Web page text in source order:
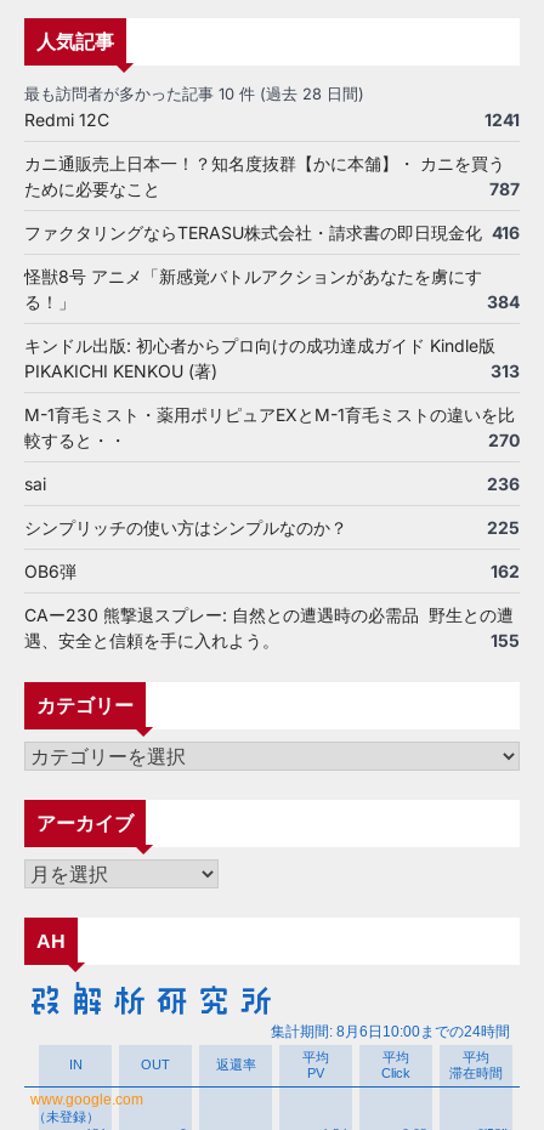
人気記事
最も訪問者が多かった記事 10 件 (過去 28 日間)
Redmi 12C 1241
カニ通販売上日本一！？知名度抜群【かに本舗】・ カニを買う
ために必要なこと
787
ファクタリングならTERASU株式会社・請求書の即日現金化 416
怪獣8号 アニメ「新感覚バトルアクションがあなたを虜にす
る！」
384
キンドル出版: 初心者からプロ向けの成功達成ガイド Kindle版
PIKAKICHI KENKOU (著)
313
M-1育毛ミスト・薬用ポリピュアEXとM-1育毛ミストの違いを比
較すると・・
270
sai 236
シンプリッチの使い方はシンプルなのか？ 225
OB6弾 162
CAー230 熊撃退スプレー: 自然との遭遇時の必需品 野生との遭
遇、安全と信頼を手に入れよう。
155
カテゴリー
カ
ゴ
リ
ー
アーカイブ
ア
カ
イ
ブ
AH